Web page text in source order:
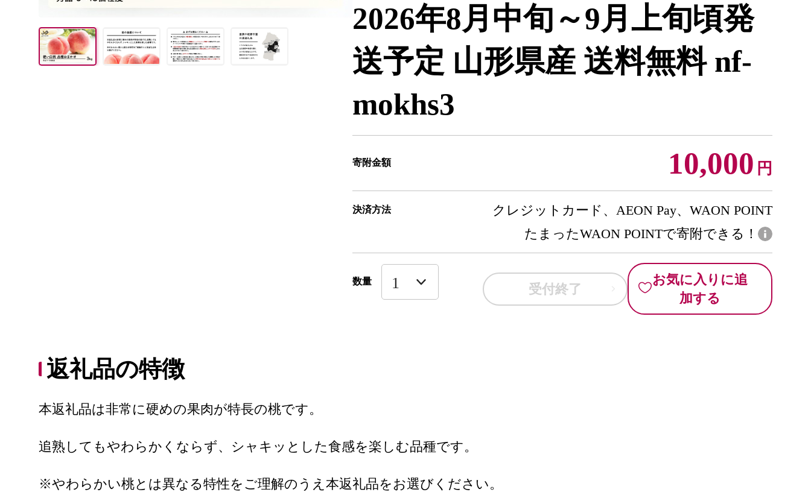
2026年8月中旬～9月上旬頃発
送予定 山形県産 送料無料 nf-
mokhs3
寄附金額 10,000 円
決済方法
クレジットカード、AEON Pay、WAON POINT
たまったWAON POINTで寄附できる！
数量 受付終了
お気に入りに追
加する
返礼品の特徴
本返礼品は非常に硬めの果肉が特長の桃です。
追熟してもやわらかくならず、シャキッとした食感を楽しむ品種です。
※やわらかい桃とは異なる特性をご理解のうえ本返礼品をお選びください。